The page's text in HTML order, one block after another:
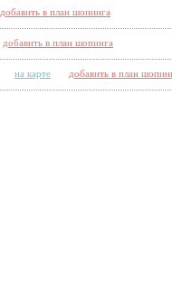
добавить в план шопинга
добавить в план шопинга
на карте добавить в план